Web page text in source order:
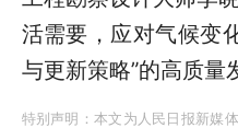
活需要，应对气候变
与更新策略”的高质量
特别声明：本文为人民日报新媒